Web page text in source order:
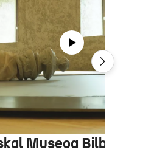
Museoa Bilbao